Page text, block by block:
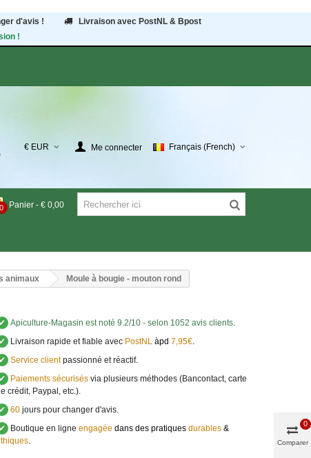
d'avis !
Livraison avec PostNL & Bpost
!
€ EUR Me connecter Français (French)
0 Panier - € 0,00
animaux Moule à bougie - mouton rond
✔ Apiculture-Magasin est noté 9.2/10 - selon 1052 avis clients.
✔ Livraison rapide et fiable avecPostNL àpd 7,95€.
✔ Service clientpassionné et réactif.
✔ Paiements sécurisésvia plusieurs méthodes (Bancontact, carte
crédit, Paypal, etc.).
✔ 60jours pour changer d'avis.
✔ Boutique en ligne engagée dans des pratiques durables&
. Comparer
0